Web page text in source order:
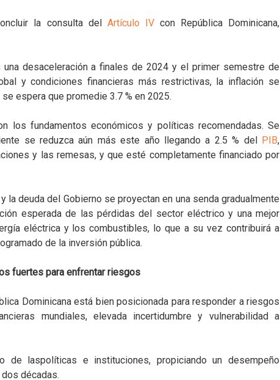
la consulta del Artículo IVcon República Dominicana,
desaceleración a finales de 2024 y el primer semestre de
y condiciones financieras más restrictivas, la inflación se
espera que promedie 3.7 % en 2025.
los fundamentos económicos y políticas recomendadas. Se
se reduzca aún más este año llegando a 2.5 % del PIB,
y las remesas, y que esté completamente financiado por
la deuda del Gobierno se proyectan en una senda gradualmente
esperada de las pérdidas del sector eléctrico y una mejor
eléctrica y los combustibles, lo que a su vez contribuirá a
de la inversión pública.
fuertes para enfrentar riesgos
Dominicana está bien posicionada para responder a riesgos
mundiales, elevada incertidumbre y vulnerabilidad a
de laspolíticas e instituciones, propiciando un desempeño
décadas.